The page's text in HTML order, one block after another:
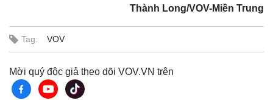
Thành Long/VOV-Miền Trung
Tag: VOV
Mời quý độc giả theo dõi VOV.VN trên